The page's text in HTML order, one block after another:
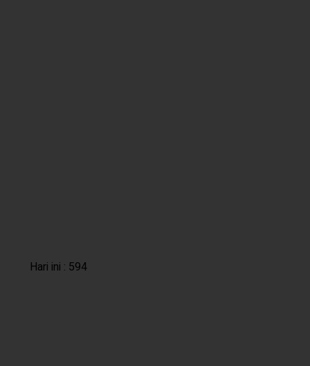
Hari ini : 594